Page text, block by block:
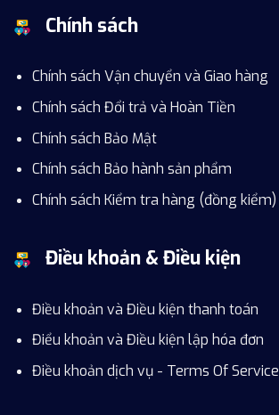
Chính sách
Chính sách Vận chuyển và Giao hàng
Chính sách Đổi trả và Hoàn Tiền
Chính sách Bảo Mật
Chính sách Bảo hành sản phẩm
Chính sách Kiểm tra hàng (đồng kiểm)
Điều khoản & Điều kiện
Điều khoản và Điều kiện thanh toán
Điểu khoản và Điều kiện lập hóa đơn
Điều khoản dịch vụ - Terms Of Service